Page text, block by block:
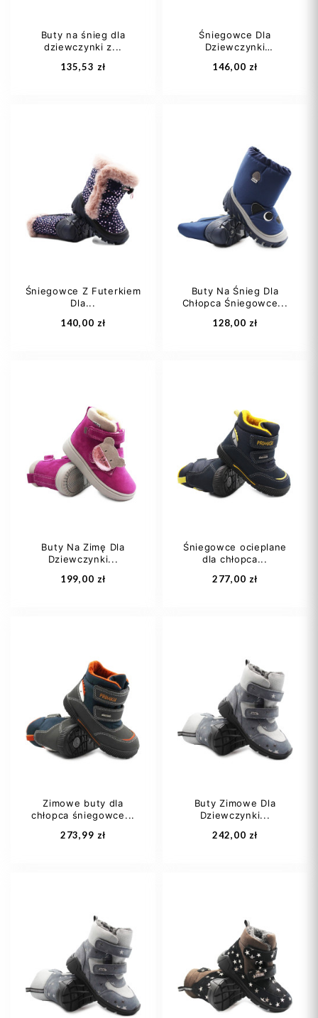
Dodaj do koszyka Dodaj do koszyka
Buty na śnieg dla
dziewczynki z...
135,53 zł
26
Dodaj do koszyka
Śniegowce Dla
Dziewczynki
146,00 zł
30 32
Dodaj do koszyka
Śniegowce Z Futerkiem
Dla...
140,00 zł
30
Dodaj do koszyka
Buty Na Śnieg Dla
Chłopca Śniegowce...
128,00 zł
Dodaj do koszyka
Buty Na Zimę Dla
Dziewczynki...
199,00 zł
24 26
Dodaj do koszyka
Śniegowce ocieplane
dla chłopca...
277,00 zł
22
Dodaj do koszyka
Zimowe buty dla
chłopca śniegowce...
273,99 zł
25 26
Buty Zimowe Dla
Dziewczynki...
242,00 zł
29